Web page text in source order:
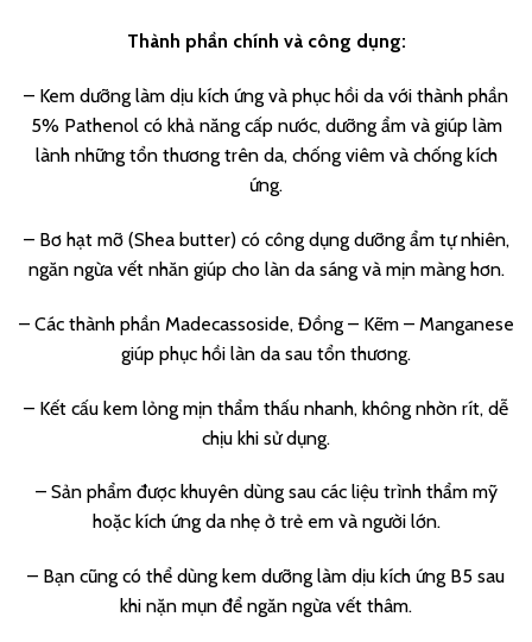
Thành phần chính và công dụng:
– Kem dưỡng làm dịu kích ứng và phục hồi da với thành phần
5% Pathenol có khả năng cấp nước, dưỡng ẩm và giúp làm
lành những tổn thương trên da, chống viêm và chống kích
ứng.
– Bơ hạt mỡ (Shea butter) có công dụng dưỡng ẩm tự nhiên,
ngăn ngừa vết nhăn giúp cho làn da sáng và mịn màng hơn.
– Các thành phần Madecassoside, Đồng – Kẽm – Manganese
giúp phục hồi làn da sau tổn thương.
– Kết cấu kem lỏng mịn thẩm thấu nhanh, không nhờn rít, dễ
chịu khi sử dụng.
– Sản phẩm được khuyên dùng sau các liệu trình thẩm mỹ
hoặc kích ứng da nhẹ ở trẻ em và người lớn.
– Bạn cũng có thể dùng kem dưỡng làm dịu kích ứng B5 sau
khi nặn mụn để ngăn ngừa vết thâm.